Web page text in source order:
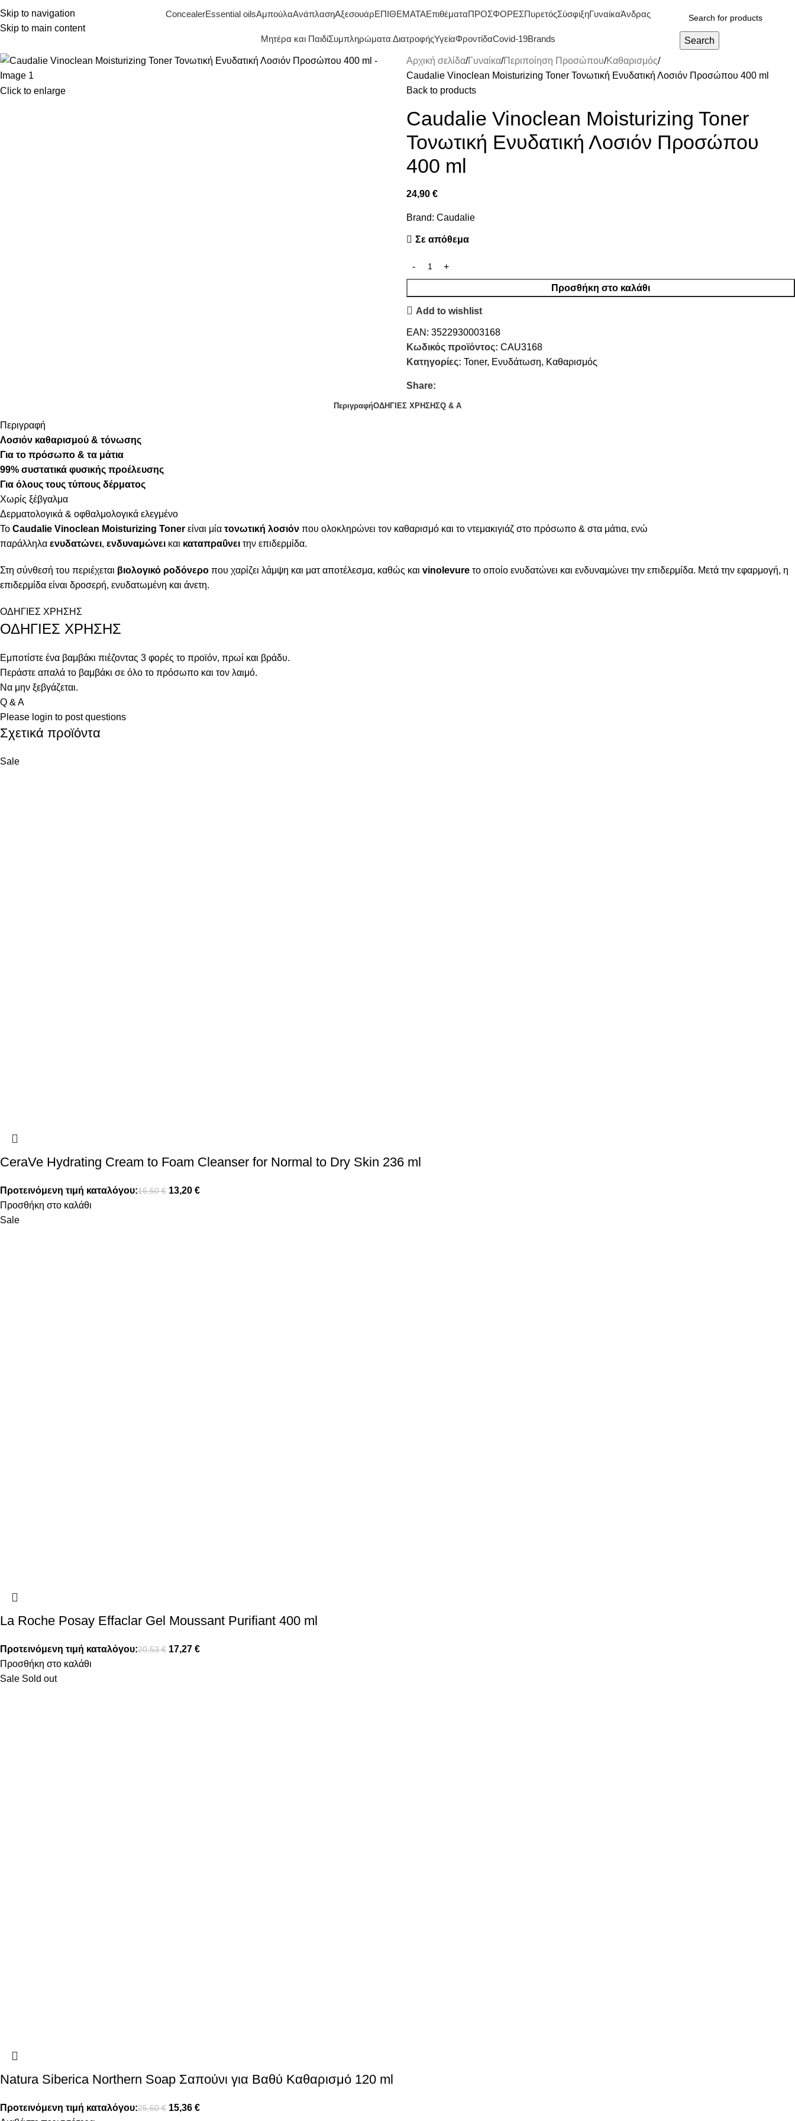
Skip to navigation
Skip to main content
ConcealerEssential oilsΑμπούλαΑνάπλασηΑξεσουάρΕΠΙΘΕΜΑΤΑΕπιθέματαΠΡΟΣΦΟΡΕΣΠυρετόςΣύσφιξηΓυναίκαΆνδρας
Μητέρα και ΠαιδίΣυμπληρώματα ΔιατροφήςΥγείαΦροντίδαCovid-19Brands Search
Click to enlarge
Αρχική σελίδα Γυναίκα Περιποίηση Προσώπου Καθαρισμός
Caudalie Vinoclean Moisturizing Toner Τονωτική Ενυδατική Λοσιόν Προσώπου 400 ml
Back to products
Caudalie Vinoclean Moisturizing Toner
Τονωτική Ενυδατική Λοσιόν Προσώπου
400 ml
24,90 €
Brand: Caudalie
Σε απόθεμα
Προσθήκη στο καλάθι
Add to wishlist
EAN: 3522930003168
Κωδικός προϊόντος: CAU3168
Κατηγορίες: Toner, Ενυδάτωση, Καθαρισμός
Share:
ΠεριγραφήΟΔΗΓΙΕΣ ΧΡΗΣΗΣQ & A
Περιγραφή
Λοσιόν καθαρισμού & τόνωσης
Για το πρόσωπο & τα μάτια
99% συστατικά φυσικής προέλευσης
Για όλους τους τύπους δέρματος
Χωρίς ξέβγαλμα
Δερματολογικά & οφθαλμολογικά ελεγμένο
Το Caudalie Vinoclean Moisturizing Toner είναι μία τονωτική λοσιόν που ολοκληρώνει τον καθαρισμό και το ντεμακιγιάζ στο πρόσωπο & στα μάτια, ενώ
παράλληλα ενυδατώνει, ενδυναμώνει και καταπραΰνει την επιδερμίδα.
Στη σύνθεσή του περιέχεται βιολογικό ροδόνερο που χαρίζει λάμψη και ματ αποτέλεσμα, καθώς και vinolevure το οποίο ενυδατώνει και ενδυναμώνει την επιδερμίδα. Μετά την εφαρμογή, η
επιδερμίδα είναι δροσερή, ενυδατωμένη και άνετη.
ΟΔΗΓΙΕΣ ΧΡΗΣΗΣ
ΟΔΗΓΙΕΣ ΧΡΗΣΗΣ
Εμποτίστε ένα βαμβάκι πιέζοντας 3 φορές το προϊόν, πρωί και βράδυ.
Περάστε απαλά το βαμβάκι σε όλο το πρόσωπο και τον λαιμό.
Να μην ξεβγάζεται.
Q & A
Please login to post questions
Σχετικά προϊόντα
Sale
CeraVe Hydrating Cream to Foam Cleanser for Normal to Dry Skin 236 ml
Προτεινόμενη τιμή καταλόγου:16,50€ 13,20 €
Προσθήκη στο καλάθι
Sale
La Roche Posay Effaclar Gel Moussant Purifiant 400 ml
Προτεινόμενη τιμή καταλόγου:20,53€ 17,27 €
Προσθήκη στο καλάθι
Sale Sold out
Natura Siberica Northern Soap Σαπούνι για Βαθύ Καθαρισμό 120 ml
Προτεινόμενη τιμή καταλόγου:25,60€ 15,36 €